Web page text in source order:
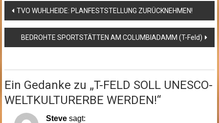
Beitragsnavigation
TVO WUHLHEIDE: PLANFESTSTELLUNG ZURÜCKNEHMEN!
BEDROHTE SPORTSTÄTTEN AM COLUMBIADAMM (T-Feld)
Ein Gedanke zu „T-FELD SOLL UNESCO-
WELTKULTURERBE WERDEN!“
Steve sagt: